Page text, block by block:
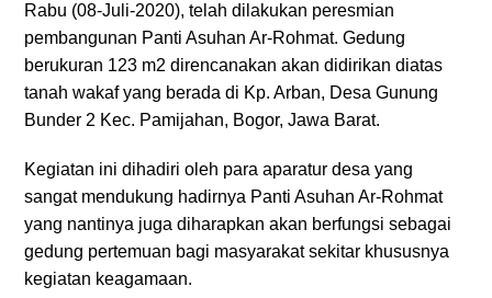
Rabu (08-Juli-2020), telah dilakukan peresmian
pembangunan Panti Asuhan Ar-Rohmat. Gedung
berukuran 123 m2 direncanakan akan didirikan diatas
tanah wakaf yang berada di Kp. Arban, Desa Gunung
Bunder 2 Kec. Pamijahan, Bogor, Jawa Barat.
Kegiatan ini dihadiri oleh para aparatur desa yang
sangat mendukung hadirnya Panti Asuhan Ar-Rohmat
yang nantinya juga diharapkan akan berfungsi sebagai
gedung pertemuan bagi masyarakat sekitar khususnya
kegiatan keagamaan.